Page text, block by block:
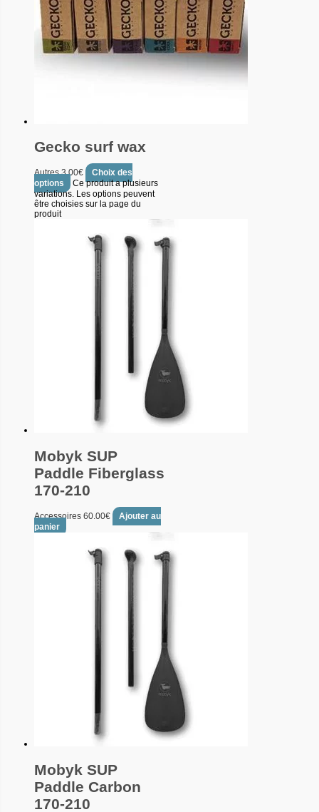
Gecko surf wax
Autres3.00€
Choix des
options
Ce produit a plusieurs
variations. Les options peuvent
être choisies sur la page du
produit
Mobyk SUP
Paddle Fiberglass
170-210
Accessoires 60.00€
Ajouter au
panier
Mobyk SUP
Paddle Carbon
170-210